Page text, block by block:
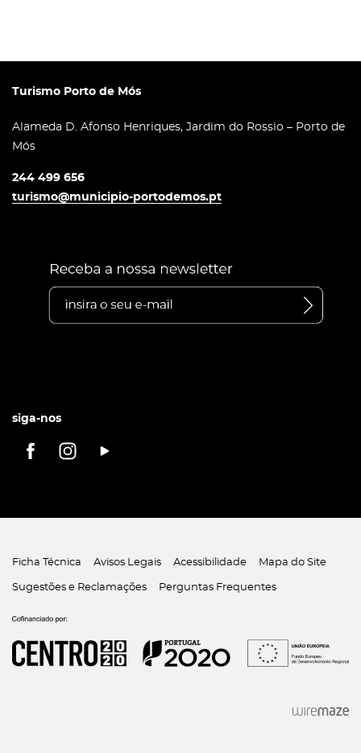
Turismo Porto de Mós
Alameda D. Afonso Henriques, Jardim do Rossio – Porto de
Mós
244 499 656
turismo@municipio-portodemos.pt
siga-nos
Ficha Técnica Avisos Legais Acessibilidade Mapa do Site
Sugestões e Reclamações Perguntas Frequentes